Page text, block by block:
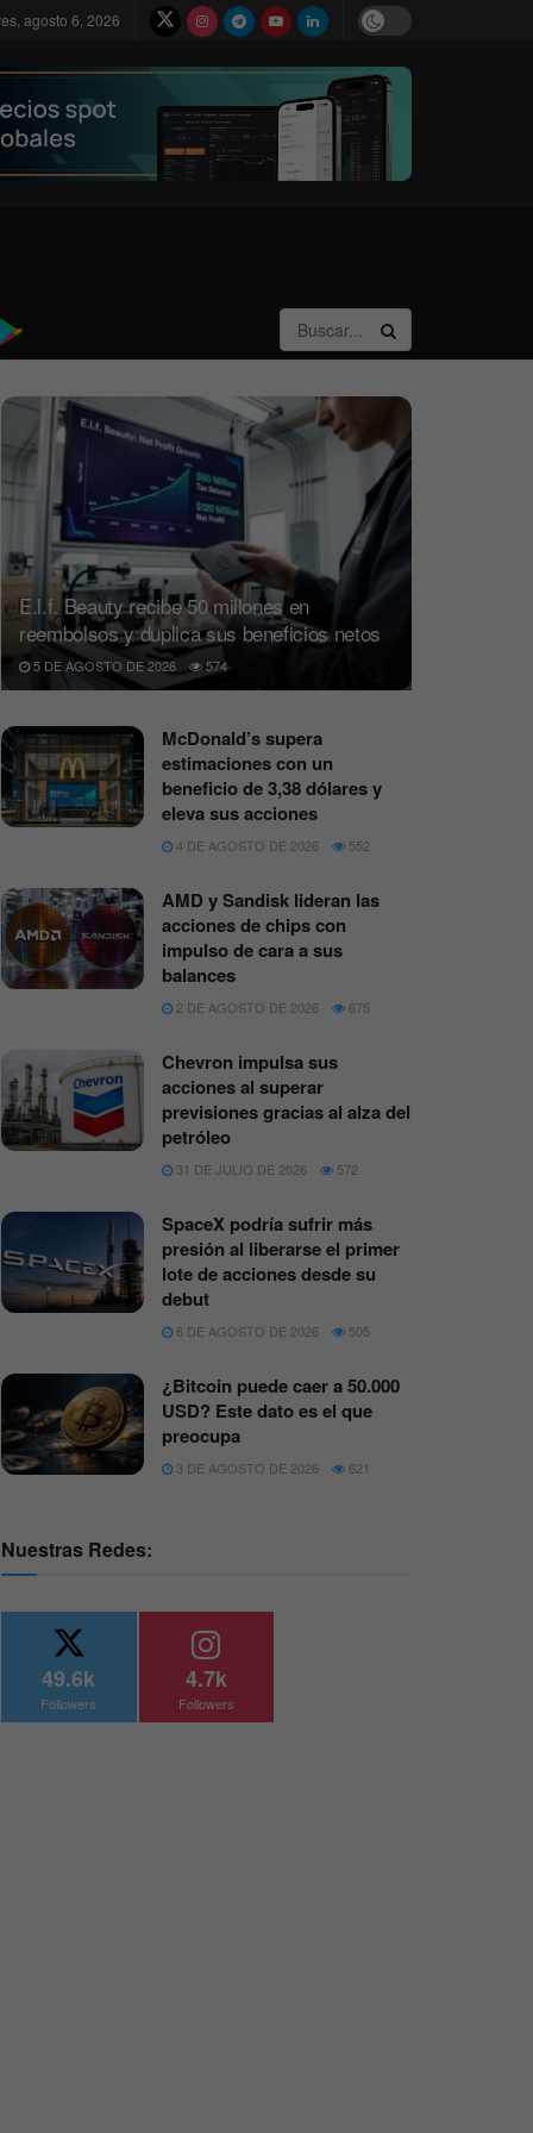
agosto 6, 2026
E.l.f. Beauty recibe 50 millones en
reembolsos y duplica sus beneficios netos
5 DE AGOSTO DE 2026 574
McDonald’s supera
estimaciones con un
beneficio de 3,38 dólares y
eleva sus acciones
4 DE AGOSTO DE 2026 552
AMD y Sandisk lideran las
acciones de chips con
impulso de cara a sus
balances
2 DE AGOSTO DE 2026 675
Chevron impulsa sus
acciones al superar
previsiones gracias al alza del
petróleo
31 DE JULIO DE 2026 572
SpaceX podría sufrir más
presión al liberarse el primer
lote de acciones desde su
debut
6 DE AGOSTO DE 2026 505
¿Bitcoin puede caer a 50.000
USD? Este dato es el que
preocupa
3 DE AGOSTO DE 2026 621
Nuestras Redes:
49.6k
Followers
4.7k
Followers